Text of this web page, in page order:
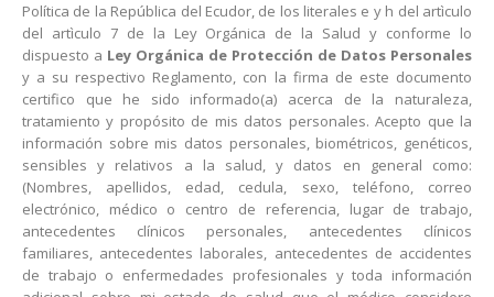
Política de la República del Ecudor, de los literales e y h del artìculo
del artìculo 7 de la Ley Orgánica de la Salud y conforme lo
dispuesto a Ley Orgánica de Protección de Datos Personales
y a su respectivo Reglamento, con la firma de este documento
certifico que he sido informado(a) acerca de la naturaleza,
tratamiento y propósito de mis datos personales. Acepto que la
información sobre mis datos personales, biométricos, genéticos,
sensibles y relativos a la salud, y datos en general como:
(Nombres, apellidos, edad, cedula, sexo, teléfono, correo
electrónico, médico o centro de referencia, lugar de trabajo,
antecedentes clínicos personales, antecedentes clínicos
familiares, antecedentes laborales, antecedentes de accidentes
de trabajo o enfermedades profesionales y toda información